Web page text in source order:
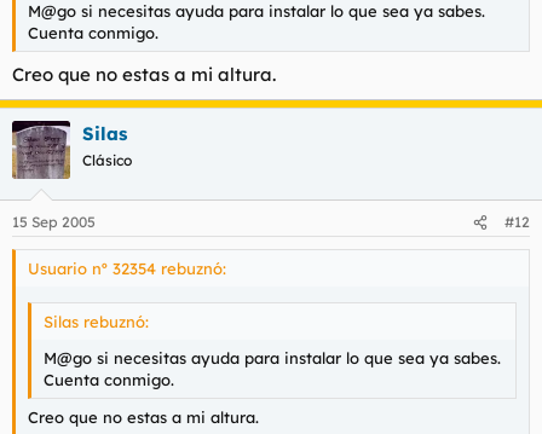
M@go si necesitas ayuda para instalar lo que sea ya sabes.
Cuenta conmigo.
Creo que no estas a mi altura.
Silas
Clásico
15 Sep 2005 #12
Usuario nº 32354 rebuznó:
Silas rebuznó:
M@go si necesitas ayuda para instalar lo que sea ya sabes.
Cuenta conmigo.
Creo que no estas a mi altura.